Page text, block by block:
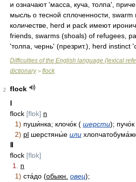
и означают 'масса, куча, толпа',
мысль о тесной сплоченности,
количестве, herd и pack имеют
friends, swarms (shoals) of refugees,
'толпа, чернь' (презрит.), herd instinct
Difficulties of the English language (lexical
dictionary> flock
2
flock
Ⅰ
flock [flɒk] n
1) пуши́нка; клочо́к ( шерсти);
2) pl шерстяны́е или
Ⅱ
flock [flɒk]
1.
n
1) ста́до (обыкн. овец);